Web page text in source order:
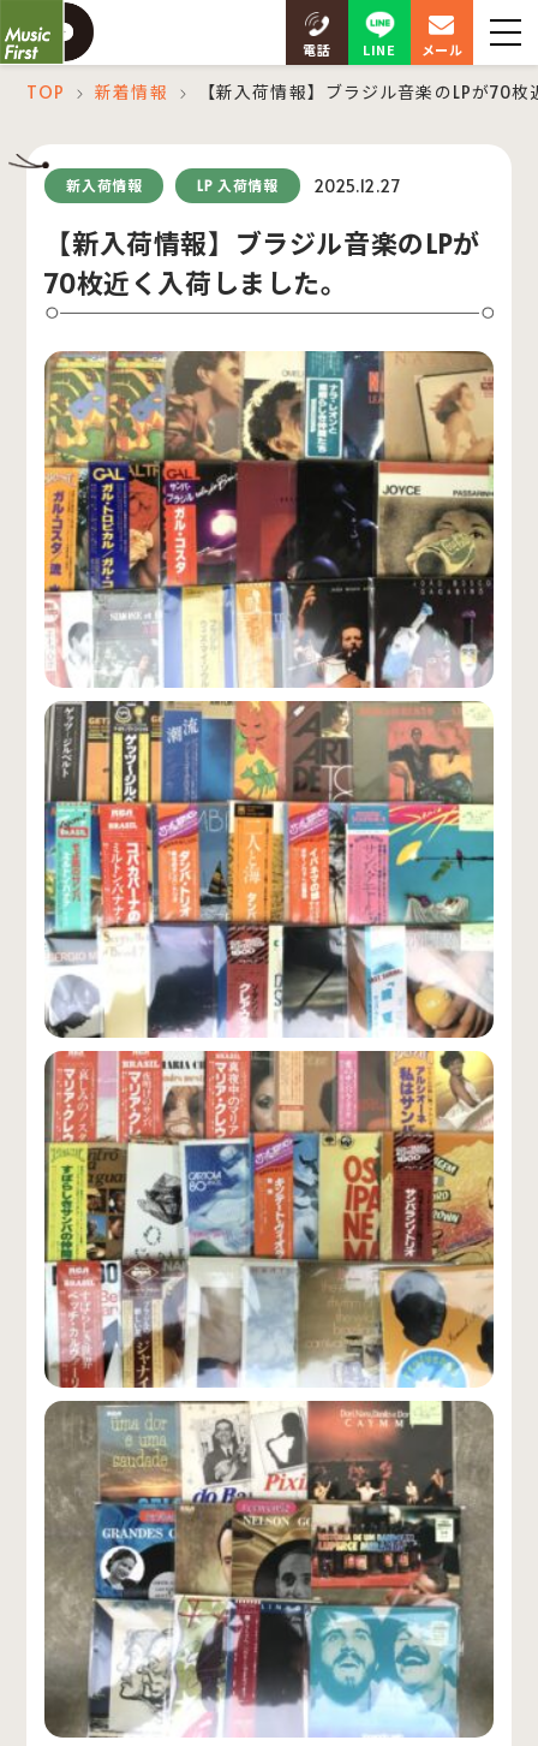
電話 LINE メール
TOP ＞ 新着情報 ＞ 【新入荷情報】ブラジル音楽のLPが70
新入荷情報 LP 入荷情報 2025.12.27
【新入荷情報】ブラジル音楽のLPが
70枚近く入荷しました。